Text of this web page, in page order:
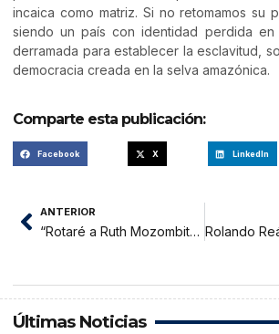
incaica como matriz. Si no retomamos su
siendo un país con identidad perdida en
derramada para establecer la esclavitud,
democracia creada en la selva amazónica.
Comparte esta publicación:
Facebook X LinkedIn
ANTERIOR
“Rotaré a Ruth Mozombite de la Subgerencia de Administración”
Últimas Noticias